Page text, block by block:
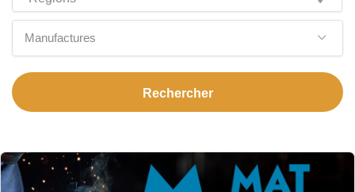
Manufactures